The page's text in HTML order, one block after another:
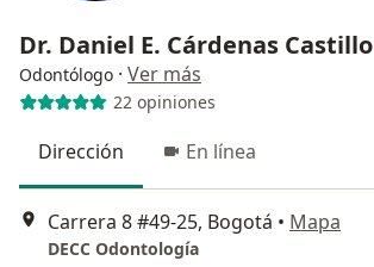
Dr. Daniel E. Cárdenas Castillo
Odontólogo · Ver más
22 opiniones
Dirección En línea
Carrera 8 #49-25, Bogotá • Mapa
DECC Odontología